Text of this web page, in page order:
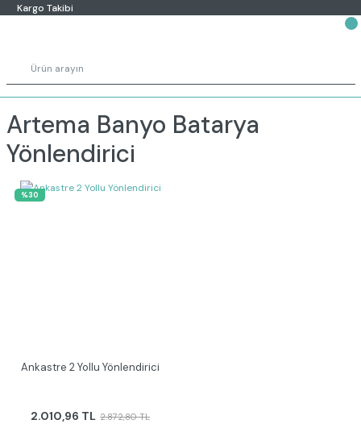
Kargo Takibi
Artema Banyo Batarya
Yönlendirici
%30
Ankastre 2 Yollu Yönlendirici
2.010,96 TL 2.872,80 TL